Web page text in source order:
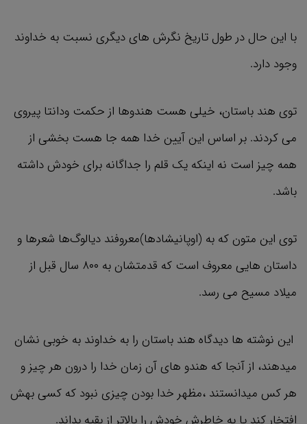
با این حال در طول تاریخ نگرش های دیگری نسبت به خداوند
وجود دارد.
توی هند باستان، خیلی هست هندوها از حکمت ودانتا پیروی
می کردند. بر اساس این آیین خدا همه جا هست بخشی از
همه چیز است نه اینکه یک قلم را جداگانه برای خودش داشته
باشد.
توی این متون که به (اوپانیشادها)معروفند دیالوگ‌ها شعرها و
داستان هایی معروف است که قدمتشان به ۸۰۰ سال قبل از
میلاد مسیح می رسد.
این نوشته ها دیدگاه هند باستان را به خداوند به خوبی نشان
میدهند، از آنجا که هندو های آن زمان خدا را درون هر چیز و
هر کس میدانستند ،مظهر خدا بودن چیزی نبود که کسی بهش
افتخار کند یا به خاطرش خودش را بالاتر از بقیه بداند.